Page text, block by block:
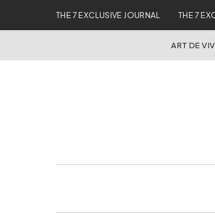
THE 7 EXCLUSIVE JOURNAL THE 7
ART DE